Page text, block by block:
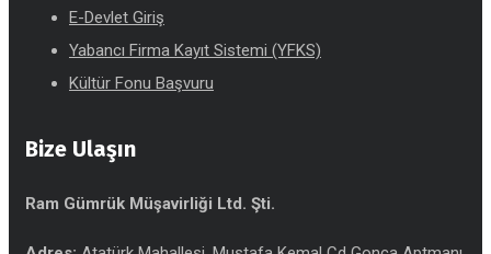
E-Devlet Giriş
Yabancı Firma Kayıt Sistemi (YFKS)
Kültür Fonu Başvuru
Bize Ulaşın
Ram Gümrük Müşavirliği Ltd. Şti.